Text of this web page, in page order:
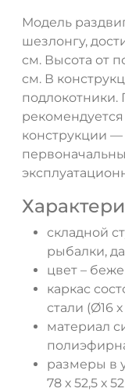
Модель
шезлонгу,
см. Высота от
см. В
подлокотники.
рекомендуется
конструкции —
складной
рыбалки,
цвет –
каркас
стали (Ø16
материал
размеры в
78 х 52,5 х